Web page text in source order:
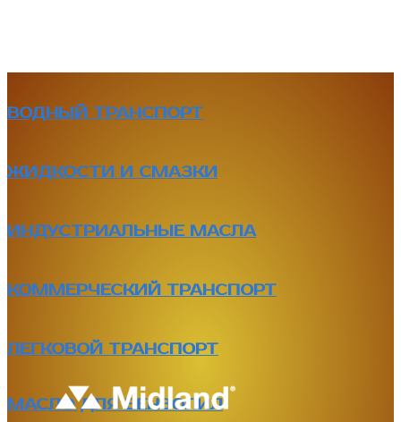
ВОДНЫЙ ТРАНСПОРТ
ЖИДКОСТИ И СМАЗКИ
ИНДУСТРИАЛЬНЫЕ МАСЛА
КОММЕРЧЕСКИЙ ТРАНСПОРТ
ЛЕГКОВОЙ ТРАНСПОРТ
МАСЛО ДЛЯ БЕНЗОПИЛ